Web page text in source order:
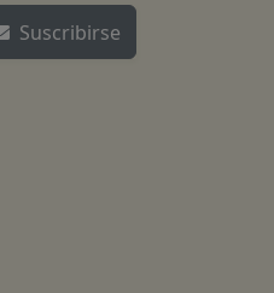
Suscribirse